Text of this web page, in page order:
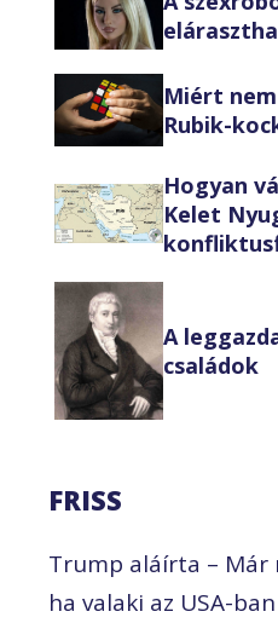
Miért
Rubik-
Hogyan
Kelet
A
családok
FRISS
Trump aláírta –
ha valaki az USA-